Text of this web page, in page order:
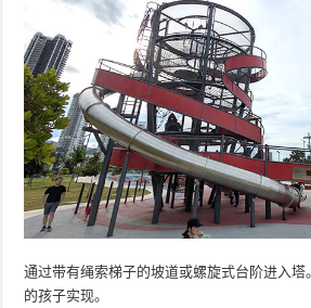
通过带有绳索梯子的坡道或螺旋式台阶进入
的孩子实现。